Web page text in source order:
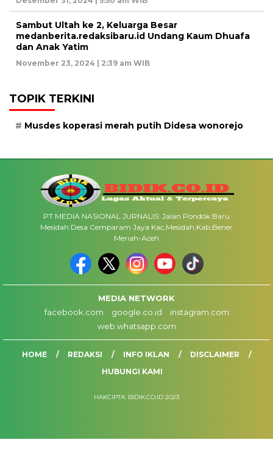
Sambut Ultah ke 2, Keluarga Besar
medanberita.redaksibaru.id Undang Kaum Dhuafa
dan Anak Yatim
November 23, 2024 | 2:39 am WIB
TOPIK TERKINI
Musdes koperasi merah putih Didesa wonorejo
PT MEDIA NASIONAL JURNALIS: Jalan Pondok Baru
Mesidah Desa Cemparam Jaya Kac,Mesidah,Kab,Bener
Meriah-Aceh
MEDIA NETWORK
facebook.com
google.co.id
instagram.com
web.whatsapp.com
HOME REDAKSI INFO IKLAN
DISCLAIMER
HUBUNGI KAMI
HAKCIPTA: BIDIK.CO.ID 2023